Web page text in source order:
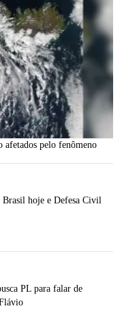
afetados pelo fenômeno
Brasil hoje e Defesa Civil
PL para falar de